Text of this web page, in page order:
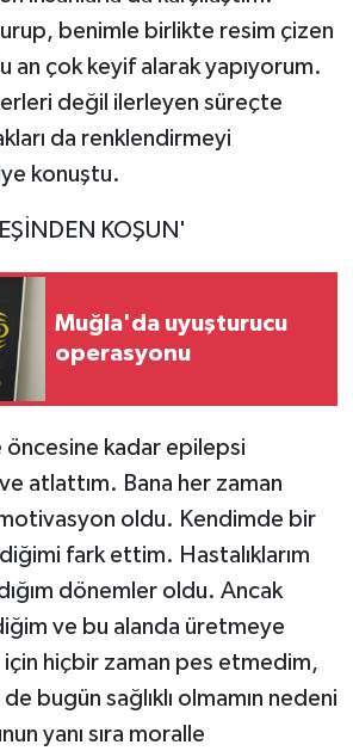
benimle birlikte resim çizen
an çok keyif alarak yapıyorum.
değil ilerleyen süreçte
da renklendirmeyi
konuştu.
KOŞUN'
Muğla'da uyuşturucu
operasyonu
kadar epilepsi
ve atlattım. Bana her zaman
oldu. Kendimde bir
fark ettim. Hastalıklarım
dönemler oldu. Ancak
ve bu alanda üretmeye
hiçbir zaman pes etmedim,
bugün sağlıklı olmamın nedeni
yanı sıra moralle